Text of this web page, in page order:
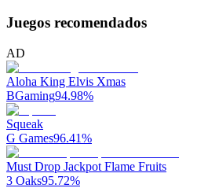
Juegos recomendados
AD
Aloha King Elvis Xmas
BGaming94.98%
Squeak
G Games96.41%
Must Drop Jackpot Flame Fruits
3 Oaks95.72%